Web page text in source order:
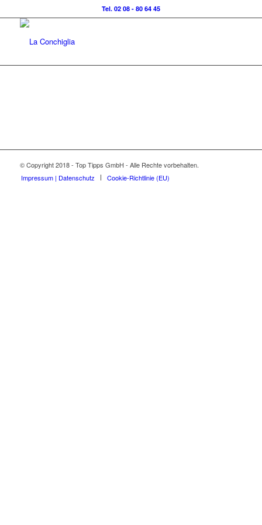
Tel. 02 08 - 80 64 45
© Copyright 2018 - Top Tipps GmbH - Alle Rechte vorbehalten.
Impressum | Datenschutz
Cookie-Richtlinie (EU)